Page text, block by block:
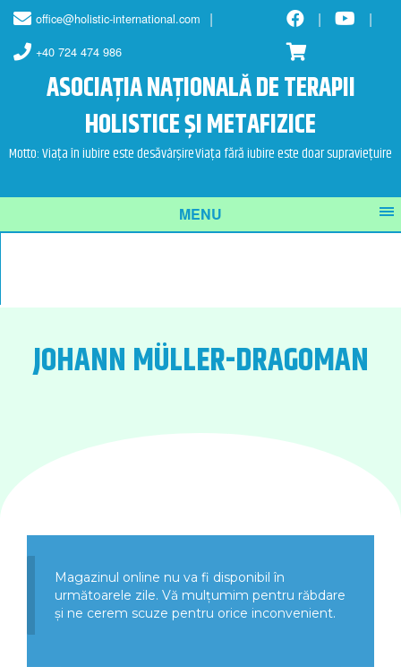
Skip
content
Skip
main
menu
office@holistic-international.com
+40 724 474 986
ASOCIAȚIA NAȚIONALĂ DE TERAPII
HOLISTICE ȘI METAFIZICE
Motto: Viața în iubire este desăvârșireViața fără iubire este doar supraviețuire
MENU
JOHANN MÜLLER-DRAGOMAN
Magazinul online nu va fi disponibil în
următoarele zile. Vă mulțumim pentru răbdare
și ne cerem scuze pentru orice inconvenient.